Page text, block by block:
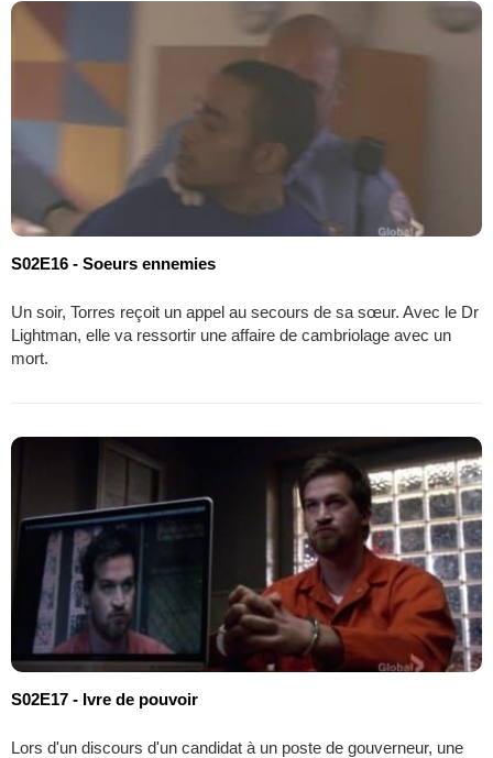
S02E16 - Soeurs ennemies
Un soir, Torres reçoit un appel au secours de sa sœur. Avec le Dr
Lightman, elle va ressortir une affaire de cambriolage avec un
mort.
S02E17 - Ivre de pouvoir
Lors d'un discours d'un candidat à un poste de gouverneur, une